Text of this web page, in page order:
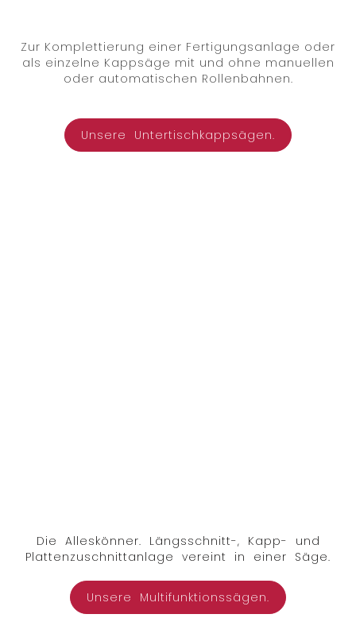
Zur Komplettierung einer Fertigungsanlage oder
als einzelne Kappsäge mit und ohne manuellen
oder automatischen Rollenbahnen.
Unsere Untertischkappsägen.
Die Alleskönner. Längsschnitt-, Kapp- und
Plattenzuschnittanlage vereint in einer Säge.
Unsere Multifunktionssägen.